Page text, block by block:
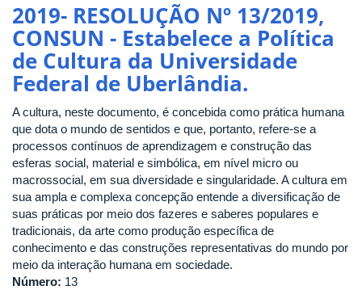
Nº
12/2020-
Dispõe
sobre
o
Regimento
Fórum
Cultura
da
UFU
2019- RESOLUÇÃO Nº 13/2019,
CONSUN - Estabelece a Política
de Cultura da Universidade
Federal de Uberlândia.
A cultura, neste documento, é concebida como prática humana
que dota o mundo de sentidos e que, portanto, refere-se a
processos contínuos de aprendizagem e construção das
esferas social, material e simbólica, em nível micro ou
macrossocial, em sua diversidade e singularidade. A cultura em
sua ampla e complexa concepção entende a diversificação de
suas práticas por meio dos fazeres e saberes populares e
tradicionais, da arte como produção específica de
conhecimento e das construções representativas do mundo por
meio da interação humana em sociedade.
Número: 13